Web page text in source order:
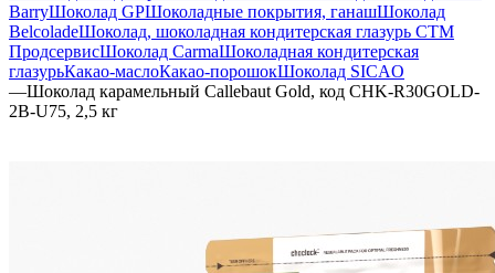
BarryШоколад GPШоколадные покрытия, ганашШоколад
BelcoladeШоколад, шоколадная кондитерская глазурь СТМ
ПродсервисШоколад CarmaШоколадная кондитерская
глазурьКакао-маслоКакао-порошокШоколад SICAO
—Шоколад карамельный Callebaut Gold, код CHK-R30GOLD-
2B-U75, 2,5 кг